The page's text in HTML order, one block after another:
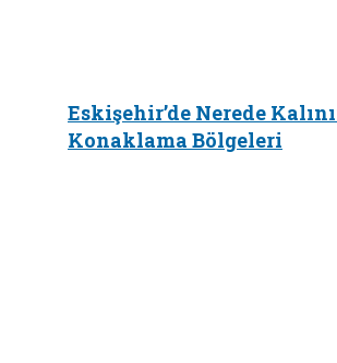
Eskişehir’de Nerede
Konaklama Bölgeleri